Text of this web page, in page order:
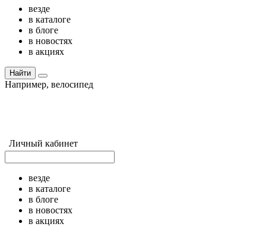
везде
в каталоге
в блоге
в новостях
в акциях
Найти
Например, велосипед
Личный кабинет
везде
в каталоге
в блоге
в новостях
в акциях